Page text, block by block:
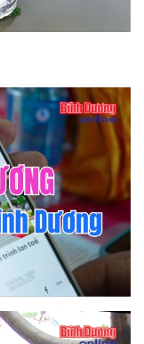
nghĩa tình Bình